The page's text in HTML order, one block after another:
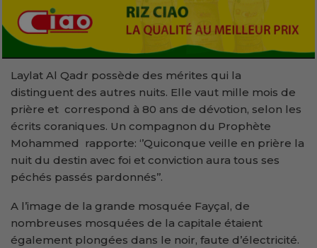
Laylat Al Qadr possède des mérites qui la
distinguent des autres nuits. Elle vaut mille mois de
prière et correspond à 80 ans de dévotion, selon les
écrits coraniques. Un compagnon du Prophète
Mohammed rapporte: ‘’Quiconque veille en prière la
nuit du destin avec foi et conviction aura tous ses
péchés passés pardonnés’’.
A l’image de la grande mosquée Fayçal, de
nombreuses mosquées de la capitale étaient
également plongées dans le noir, faute d’électricité.